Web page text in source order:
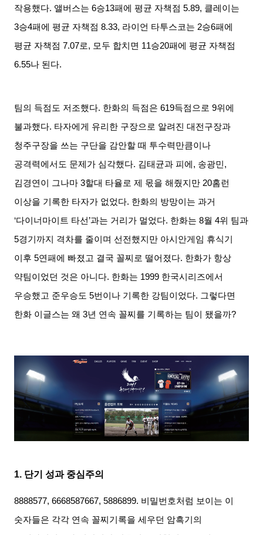
작용했다. 앨버스는 6승13패에 평균 자책점 5.89, 클레이는
3승4패에 평균 자책점 8.33, 라이언 타투스코는 2승6패에
평균 자책점 7.07로, 모두 합치면 11승20패에 평균 자책점
6.55나 된다.
팀의 득점도 저조했다. 한화의 득점은 619득점으로 9위에
불과했다. 타자에게 유리한 구장으로 알려진 대전구장과
청주구장을 쓰는 구단을 감안할 때 투수력만큼이나
공격력에서도 문제가 심각했다. 김태균과 피에, 송광민,
김경연이 그나마 3할대 타율로 제 몫을 해줬지만 20홈런
이상을 기록한 타자가 없었다. 한화의 방망이는 과거
‘다이너마이트 타선’과는 거리가 멀었다. 한화는 8월 4위 팀과
5경기까지 격차를 줄이며 선전했지만 아시안게임 휴식기
이후 5연패에 빠졌고 결국 꼴찌로 떨어졌다. 한화가 항상
약팀이었던 것은 아니다. 한화는 1999 한국시리즈에서
우승했고 준우승도 5번이나 기록한 강팀이었다. 그렇다면
한화 이글스는 왜 3년 연속 꼴찌를 기록하는 팀이 됐을까?
1. 단기 성과 중심주의
8888577, 6668587667, 5886899. 비밀번호처럼 보이는 이
숫자들은 각각 연속 꼴찌기록을 세우던 암흑기의